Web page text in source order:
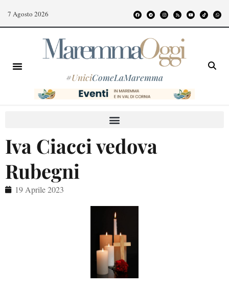
7 Agosto 2026
#UniciComeLaMaremma
Iva Ciacci vedova
Rubegni
19 Aprile 2023